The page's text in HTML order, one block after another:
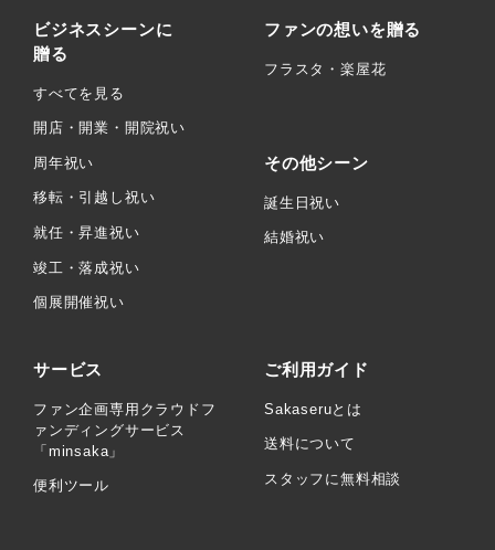
ビジネスシーンに
贈る
すべてを見る
開店・開業・開院祝い
周年祝い
移転・引越し祝い
就任・昇進祝い
竣工・落成祝い
個展開催祝い
ファンの想いを贈る
フラスタ・楽屋花
その他シーン
誕生日祝い
結婚祝い
サービス
ファン企画専用クラウドフ
ァンディングサービス
「minsaka」
便利ツール
ご利用ガイド
Sakaseruとは
送料について
スタッフに無料相談